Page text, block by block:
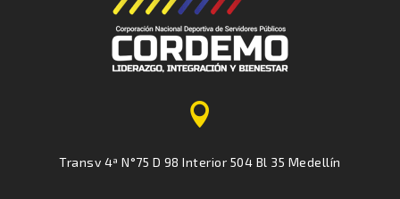

Transv 4ª N°75 D 98 Interior 504 Bl 35 Medellín